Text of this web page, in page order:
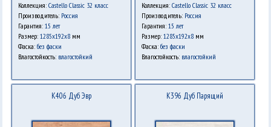
Коллекция: Castello Classic 32 класс
Производитель: Россия
Гарантия: 15 лет
Размер: 1285х192х8мм
Фаска: без фаски
Влагостойкость: влагостойкий
Коллекция: Castello Classic 32 класс
Производитель: Россия
Гарантия: 15 лет
Размер: 1285х192х8мм
Фаска: без фаски
Влагостойкость: влагостойкий
K406 Дуб Эвр K396 Дуб Парящий